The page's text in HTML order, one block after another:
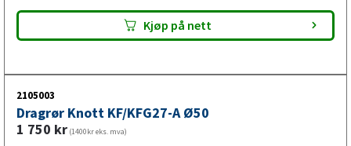
Kjøp på nett
2105003
Dragrør Knott KF/KFG27-A Ø50
1 750 kr (1400kr eks. mva)